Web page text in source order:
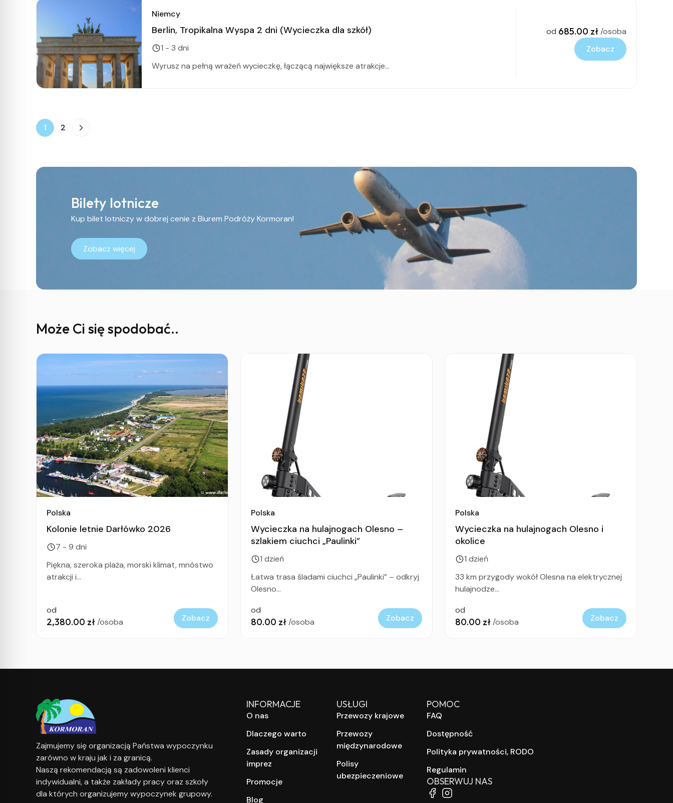
Niemcy
Berlin, Tropikalna Wyspa 2 dni (Wycieczka dla szkół)
1 - 3 dni
Wyrusz na pełną wrażeń wycieczkę, łączącą największe atrakcje...
od 685.00 zł /osoba
Zobacz
1 2
Bilety lotnicze
Kup bilet lotniczy w dobrej cenie z Biurem Podróży Kormoran!
Zobacz więcej
Może Ci się spodobać..
Polska
Kolonie letnie Darłówko 2026
7 - 9 dni
Piękna, szeroka plaża, morski klimat, mnóstwo
atrakcji i...
od
2,380.00 zł /osoba Zobacz
Polska
Wycieczka na hulajnogach Olesno –
szlakiem ciuchci „Paulinki”
1 dzień
Łatwa trasa śladami ciuchci „Paulinki” – odkryj
Olesno...
od
80.00 zł /osoba Zobacz
Polska
Wycieczka na hulajnogach Olesno i
okolice
1 dzień
33 km przygody wokół Olesna na elektrycznej
hulajnodze...
od
80.00 zł /osoba Zobacz
Zajmujemy się organizacją Państwa wypoczynku
zarówno w kraju jak i za granicą.
Naszą rekomendacją są zadowoleni klienci
indywidualni, a także zakłady pracy oraz szkoły
dla których organizujemy wypoczynek grupowy.
INFORMACJE
O nas
Dlaczego warto
Zasady organizacji
imprez
Promocje
Blog
USŁUGI
Przewozy krajowe
Przewozy
międzynarodowe
Polisy
ubezpieczeniowe
POMOC
FAQ
Dostępność
Polityka prywatności, RODO
Regulamin
OBSERWUJ NAS